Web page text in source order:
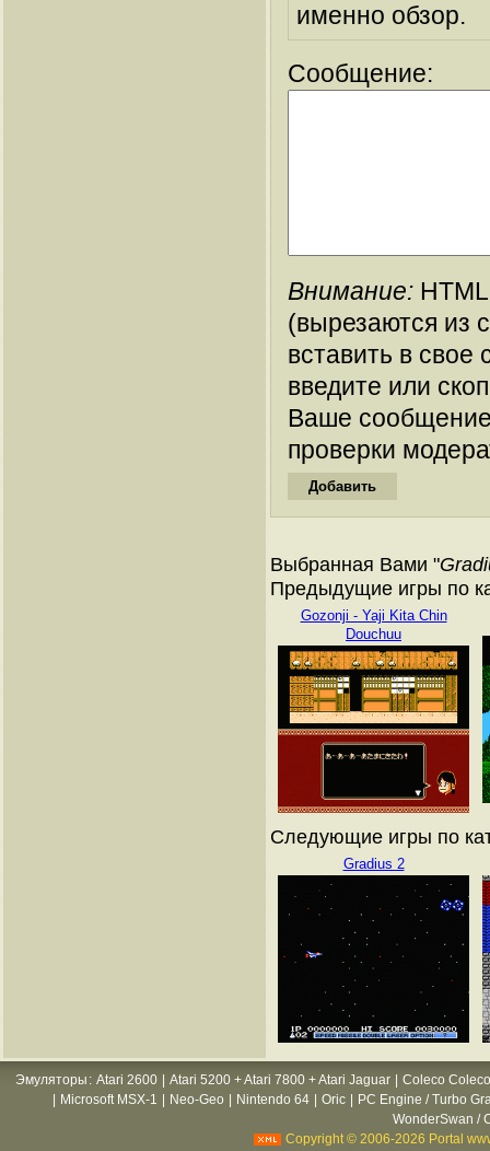
именно обзор.
Сообщение:
Внимание:
(вырезаются из
вставить в
введите или
Ваше
проверки
Выбранная Вами "
Предыдущие игры по
Gozonji - Yaji Kita Chin
Douchuu
Следующие игры по
Gradius 2
Эмуляторы : Atari 2600 Atari 5200 + Atari 7800 + Atari Jaguar
Coleco
Microsoft MSX-1 Neo-Geo Nintendo 64 Oric
PC Engine / Turbo
WonderSwan /
Copyright © 2006-2026 Portal